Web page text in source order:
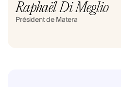
Raphaël Di Meglio
Président de Matera